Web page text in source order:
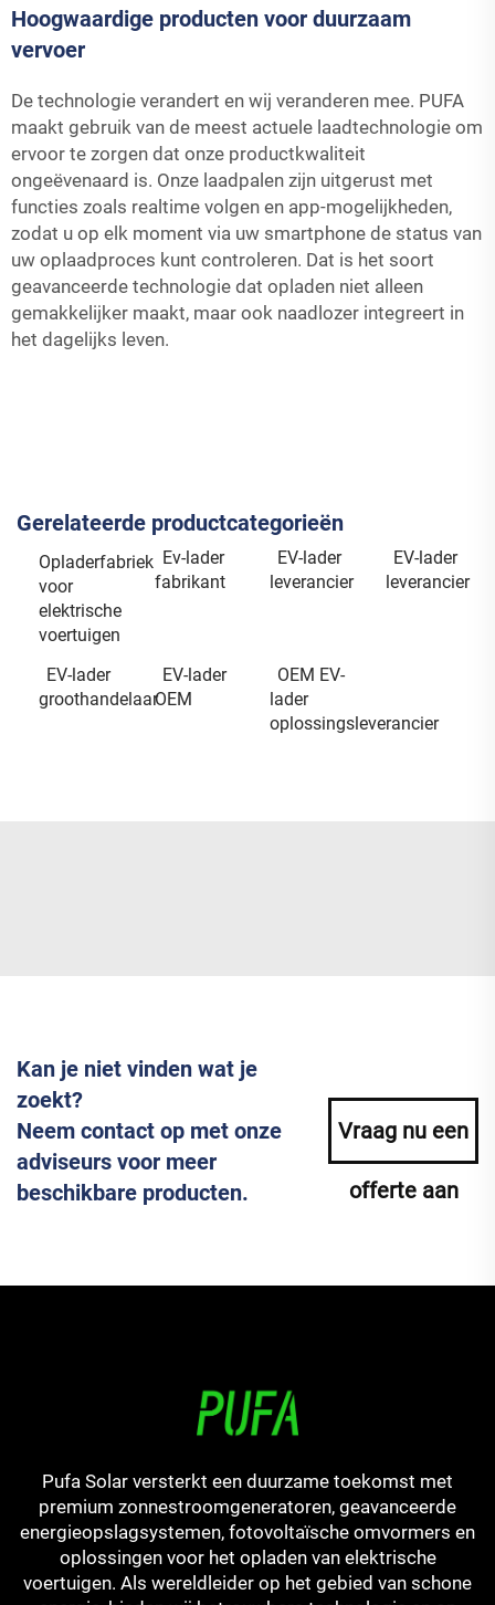
Hoogwaardige producten voor duurzaam
vervoer
De technologie verandert en wij veranderen mee. PUFA
maakt gebruik van de meest actuele laadtechnologie om
ervoor te zorgen dat onze productkwaliteit
ongeëvenaard is. Onze laadpalen zijn uitgerust met
functies zoals realtime volgen en app-mogelijkheden,
zodat u op elk moment via uw smartphone de status van
uw oplaadproces kunt controleren. Dat is het soort
geavanceerde technologie dat opladen niet alleen
gemakkelijker maakt, maar ook naadlozer integreert in
het dagelijks leven.
Gerelateerde productcategorieën
Opladerfabriek
voor
elektrische
voertuigen
Ev-lader
fabrikant
EV-lader
leverancier
EV-lader
leverancier
EV-lader
groothandelaar
EV-lader
OEM
OEM EV-
lader
oplossingsleverancier
Kan je niet vinden wat je
zoekt?
Neem contact op met onze
adviseurs voor meer
beschikbare producten.
Vraag nu een
offerte aan
Pufa Solar versterkt een duurzame toekomst met
premium zonnestroomgeneratoren, geavanceerde
energieopslagsystemen, fotovoltaïsche omvormers en
oplossingen voor het opladen van elektrische
voertuigen. Als wereldleider op het gebied van schone